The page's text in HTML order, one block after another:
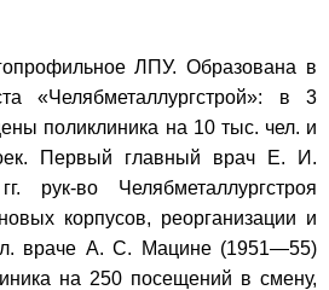
ЛПУ. Образована в
«Челябметаллургстрой»: в 3
поликлиника на 10 тыс. чел. и
Первый главный врач Е. И.
рук-во Челябметаллургстроя
корпусов, реорганизации и
враче А. С. Мацине (1951—55)
на 250 посещений в смену,